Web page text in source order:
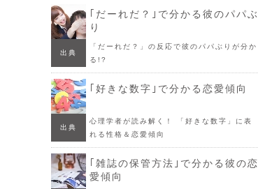
｢だーれだ？｣で分かる彼のパパぶ
り
出典
「だーれだ？」の反応で彼のパパぶりが分か
る!?
｢好きな数字｣で分かる恋愛傾向
出典
心理学者が読み解く！ 「好きな数字」に表
れる性格＆恋愛傾向
｢雑誌の保管方法｣で分かる彼の恋
愛傾向